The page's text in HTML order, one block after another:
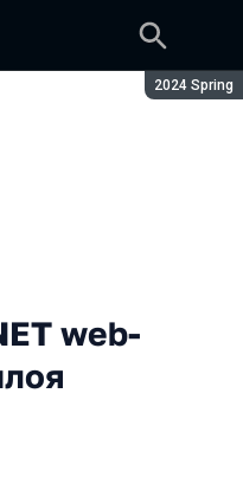
Сезон:
2024 Spring
web-